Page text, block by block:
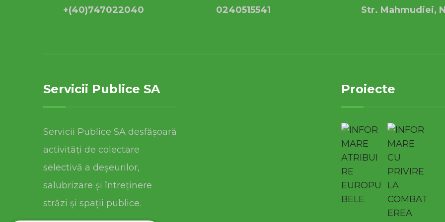
+(40)747022040 0240515541 Str. Mahmudiei,
Servicii Publice SA
Servicii Publice SA desfășoară
activități de colectare
selectivă a deșeurilor,
salubrizare și întreținere
străzi și spații publice.
Proiecte